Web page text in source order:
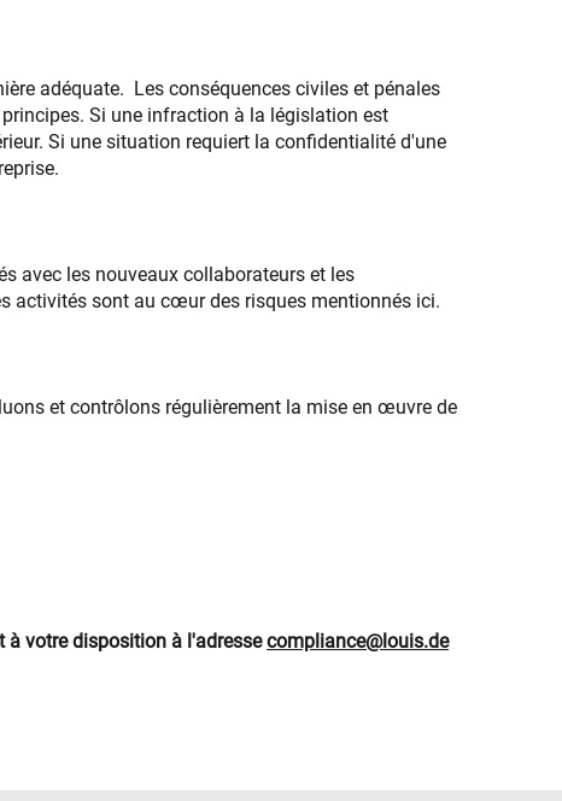
adéquate. Les conséquences civiles et pénales
Si une infraction à la législation est
Si une situation requiert la confidentialité d'une
avec les nouveaux collaborateurs et les
activités sont au cœur des risques mentionnés ici.
et contrôlons régulièrement la mise en œuvre de
à votre disposition à l'adressecompliance@louis.de